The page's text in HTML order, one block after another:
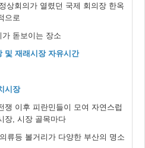
상회의가 열렸던 국제 회의장 한옥
으로
돋보이는 장소
및 재래시장 자유시간
시장
쟁 이후 피란민들이 모여 자연스럽
장, 시장 골목마다
류등 볼거리가 다양한 부산의 명소